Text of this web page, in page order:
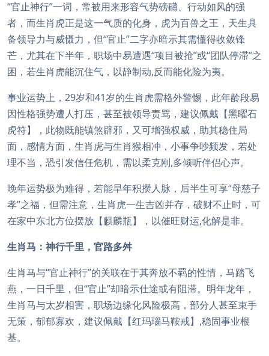
“官止神行”一词，常被用来形容气势磅礴、行动如风的强
者，而生肖虎正是这一气质的化身，虎为百兽之王，天生具
备领导力与威慑力，但“官止”二字亦暗示其需懂得收敛锋
芒，尤其在下半年，职场中易遭遇“项目被抢”或“团队停滞”之
困，若生肖虎能沉住气，以静制动,反而能化险为夷。
事业运势上，29岁和41岁的生肖虎需格外警惕，此年龄段易
因性格强势遭人打压，甚至被领导责骂，建议佩戴【黑曜石
虎符】，此物既能镇煞辟邪，又可增强权威，助其稳住局
面，感情方面，生肖虎与生肖猴相冲，小事争吵频发，若处
理不当，恐引发信任危机，需以柔克刚,多倾听伴侣心声。
晚年运势极为难得，若能早年积攒人脉，后半生可享“母慈子
孝”之福，但需注意，生肖虎一生吉凶并存，破财不止时，可
在家中东北方位摆放【麒麟瓶】，以催旺财运,化解是非。
生肖马：神行千里，官路多舛
生肖马与“官止神行”的关联在于其奔放不羁的性情，马踏飞
燕，一日千里，但“官止”却暗示仕途或有阻滞。明年龙年，
生肖马与太岁相害，职场边缘化风险极高，部分人甚至束手
无策，郁郁寡欢，建议佩戴【红玛瑙马鞍戒】,稳固事业根
基。